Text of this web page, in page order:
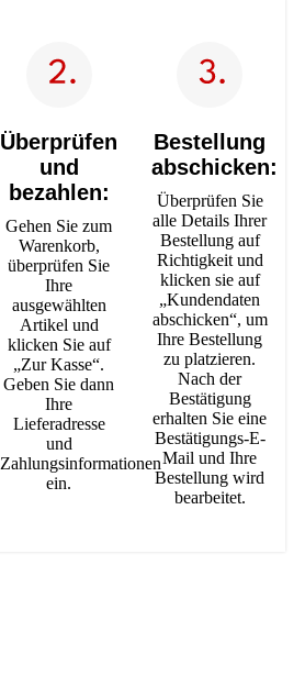
Überprüfen
und
bezahlen:
Gehen Sie zum
Warenkorb,
überprüfen Sie
Ihre
ausgewählten
Artikel und
klicken Sie auf
„Zur Kasse“.
Geben Sie dann
Ihre
Lieferadresse
und
Zahlungsinformationen
ein.
Bestellung
abschicken:
Überprüfen Sie
alle Details Ihrer
Bestellung auf
Richtigkeit und
klicken sie auf
„Kundendaten
abschicken“, um
Ihre Bestellung
zu platzieren.
Nach der
Bestätigung
erhalten Sie eine
Bestätigungs-E-
Mail und Ihre
Bestellung wird
bearbeitet.